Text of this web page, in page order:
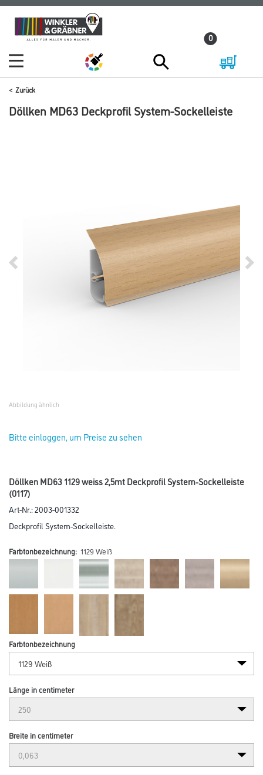
Zum
Inhalt
Zum
Navigationsmenü
0
Zurück
Döllken MD63 Deckprofil System-Sockelleiste
Abbildung ähnlich
Bitte einloggen, um Preise zu sehen
Döllken MD63 1129 weiss 2,5mt Deckprofil System-Sockelleiste
(0117)
Art-Nr.:2003-001332
Deckprofil System-Sockelleiste.
Farbtonbezeichnung: 1129 Weiß
Farbtonbezeichnung
Länge in centimeter
Breite in centimeter